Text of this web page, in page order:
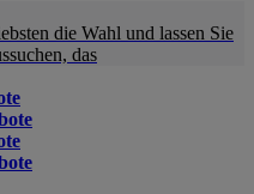
die Wahl und lassen Sie
das